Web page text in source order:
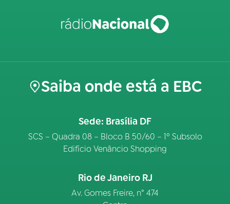
Saiba onde está a EBC
Sede: Brasília DF
SCS – Quadra 08 – Bloco B 50/60 – 1º Subsolo
Edifício Venâncio Shopping
Rio de Janeiro RJ
Av. Gomes Freire, n° 474